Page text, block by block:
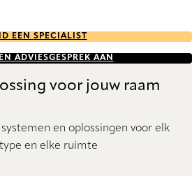
EEN SPECIALIST
ADVIESGESPREK AAN
voor jouw raam
en oplossingen voor elk
en elke ruimte